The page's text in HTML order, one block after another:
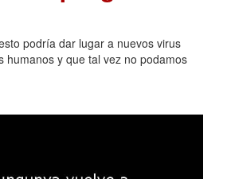
podría dar lugar a nuevos virus
humanos y que tal vez no podamos